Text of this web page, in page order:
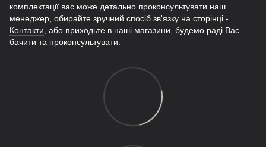
комплектації вас може детально проконсультувати наш
менеджер, обирайте зручний спосіб зв'язку на сторінці -
Контакти , або приходьте в наші магазини, будемо раді Вас
бачити та проконсультувати.